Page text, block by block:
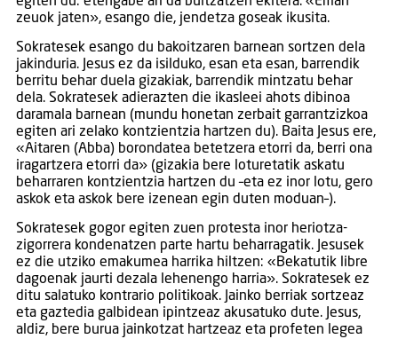
zeuok jaten», esango die, jendetza goseak ikusita.
Sokratesek esango du bakoitzaren barnean sortzen dela
jakinduria. Jesus ez da isilduko, esan eta esan, barrendik
berritu behar duela gizakiak, barrendik mintzatu behar
dela. Sokratesek adierazten die ikasleei ahots dibinoa
daramala barnean (mundu honetan zerbait garrantzizkoa
egiten ari zelako kontzientzia hartzen du). Baita Jesus ere,
«Aitaren (Abba) borondatea betetzera etorri da, berri ona
iragartzera etorri da» (gizakia bere loturetatik askatu
beharraren kontzientzia hartzen du –eta ez inor lotu, gero
askok eta askok bere izenean egin duten moduan–).
Sokratesek gogor egiten zuen protesta inor heriotza-
zigorrera kondenatzen parte hartu beharragatik. Jesusek
ez die utziko emakumea harrika hiltzen: «Bekatutik libre
dagoenak jaurti dezala lehenengo harria». Sokratesek ez
ditu salatuko kontrario politikoak. Jainko berriak sortzeaz
eta gaztedia galbidean ipintzeaz akusatuko dute. Jesus,
aldiz, bere burua jainkotzat hartzeaz eta profeten legea